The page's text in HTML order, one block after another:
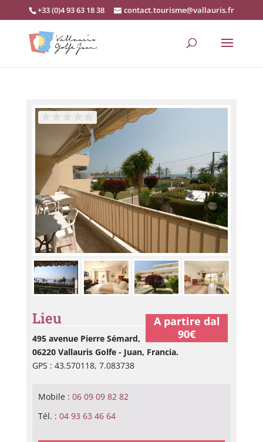
+33 (0)4 93 63 18 38 contact.tourisme@vallauris.fr
A partire dal
90€
Lieu
495 avenue Pierre Sémard,
06220 Vallauris Golfe - Juan, Francia.
GPS : 43.570118, 7.083738
Mobile : 06 09 09 82 82
Tél. : 04 93 63 46 64